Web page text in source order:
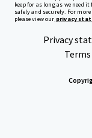
keep for as long as we need
safely and securely. For
please view our privacy
Privacy